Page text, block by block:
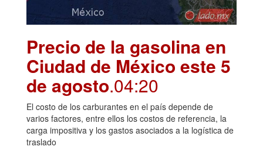
Precio de la gasolina en
Ciudad de México este 5
de agosto.04:20
El costo de los carburantes en el país depende de
varios factores, entre ellos los costos de referencia, la
carga impositiva y los gastos asociados a la logística de
traslado